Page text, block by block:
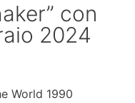
con
2024
World 1990